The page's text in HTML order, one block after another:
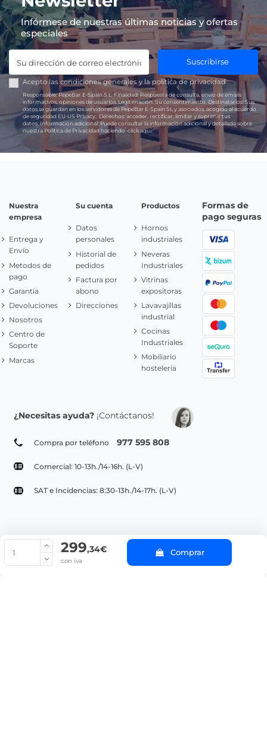
299,34€
con iva
Comprar
Infórmese de nuestras últimas noticias y ofertas
especiales
Suscribirse
Acepto las condiciones generales y lapolítica de privacidad
Responsable:PepeBar E-Spain S.L. Finalidad: Respuesta de consulta, envío de emails
informativos, opiniones de usuarios. Legitimación: Su consentimiento. Destinatarios:Sus
datos se guardan en los servidores de PepeBar E-Spain SL y asociados, acogido al acuerdo
de seguridad EU-US Privacy. Derechos: acceder, rectificar, limitar y suprimir tus
datos.Información adicional:Puede consultar la información adicional y detallada sobre
nuestra Política de Privacidad haciendoclick aquí.
Nuestra
empresa
Entrega y
Envío
Metodos de
pago
Garantía
Devoluciones
Nosotros
Centro de
Soporte
Marcas
Su cuenta
Datos
personales
Historial de
pedidos
Factura por
abono
Direcciones
Productos
Hornos
industriales
Neveras
Industriales
Vitrinas
expositoras
Lavavajillas
industrial
Cocinas
Industriales
Mobiliario
hostelería
Formas de
pago seguras
¿Necesitas ayuda? ¡Contáctanos!
Compra por teléfono 977 595 808
Comercial: 10-13h./14-16h. (L-V)
SAT e Incidencias: 8:30-13h./14-17h. (L-V)
© Copyright 2022 PepeBar.com |
Aviso legal y
Condiciones generales de compra |